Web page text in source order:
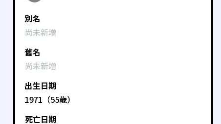
別名
尚未新增
舊名
尚未新增
出生日期
1971（55歲）
死亡日期